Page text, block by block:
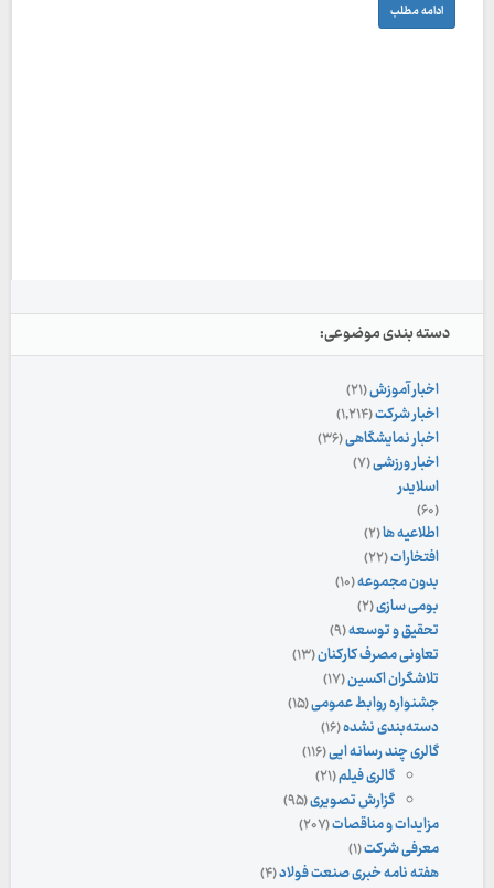
ادامه مطلب
دسته بندی موضوعی:
اخبار آموزش(۲۱)
اخبار شرکت(۱,۲۱۴)
اخبار نمایشگاهی(۳۶)
اخبار ورزشی(۷)
اسلایدر
(۶۰)
اطلاعیه ها(۲)
افتخارات(۲۲)
بدون مجموعه(۱۰)
بومی سازی(۲)
تحقیق و توسعه(۹)
تعاونی مصرف کارکنان(۱۳)
تلاشگران اکسین(۱۷)
جشنواره روابط عمومی(۱۵)
دسته‌بندی نشده(۱۶)
گالری چند رسانه ایی(۱۱۶)
گالری فیلم(۲۱)
گزارش تصویری(۹۵)
مزایدات و مناقصات(۲۰۷)
معرفی شرکت(۱)
هفته نامه خبری صنعت فولاد(۴)